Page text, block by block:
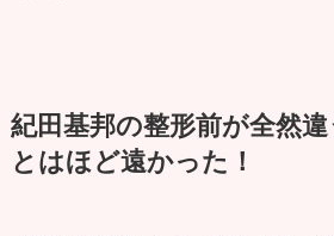
紀田基邦の整形前が全然
とはほど遠かった！